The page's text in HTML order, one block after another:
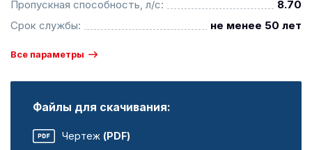
Пропускная способность, л/с:
8.70
Срок службы:
не менее 50 лет
Все параметры
Файлы для скачивания:
Чертеж (PDF)